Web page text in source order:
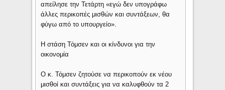
απείλησε την Τετάρτη «εγώ δεν υπογράφω
άλλες περικοπές μισθών και συντάξεων, θα
φύγω από το υπουργείο».
Η στάση Τόμσεν και οι κίνδυνοι για την
οικονομία
Ο κ. Τόμσεν ζητούσε να περικοπούν εκ νέου
μισθοί και συντάξεις για να καλυφθούν τα 2